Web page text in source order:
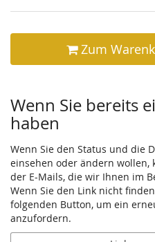
Zum
Wenn Sie bereits
haben
Wenn Sie den Status und die
einsehen oder ändern wollen,
der E-Mails, die wir Ihnen im
Wenn Sie den Link nicht
folgenden Button, um ein
anzufordern.